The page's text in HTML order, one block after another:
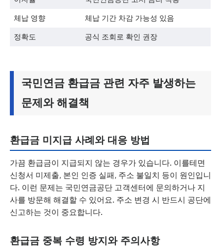
체납 영향 체납 기간 차감 가능성 있음
정확도 공식 조회로 확인 권장
국민연금 환급금 관련 자주 발생하는
문제와 해결책
환급금 미지급 사례와 대응 방법
가끔 환급금이 지급되지 않는 경우가 있습니다. 이를테면
신청서 미제출, 본인 인증 실패, 주소 불일치 등이 원인입니
다. 이런 문제는 국민연금공단 고객센터에 문의하거나 지
사를 방문해 해결할 수 있어요. 주소 변경 시 반드시 공단에
신고하는 것이 중요합니다.
환급금 중복 수령 방지와 주의사항